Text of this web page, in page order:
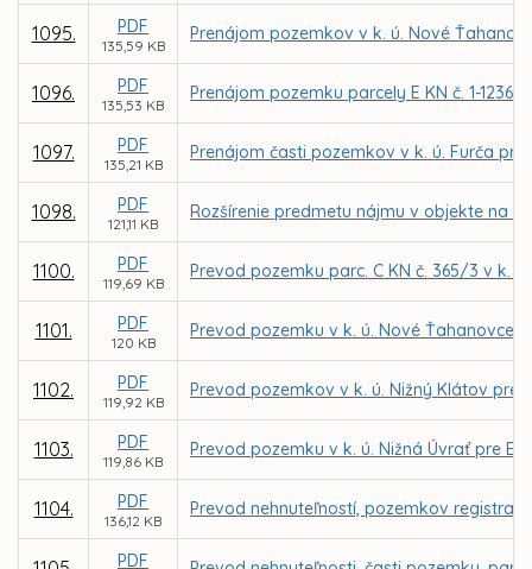
1095. PDF
135,59 KB
Prenájom pozemkov v k. ú. Nové
1096. PDF
135,53 KB
Prenájom pozemku parcely E KN č. 1-
1097. PDF
135,21 KB
Prenájom časti pozemkov v k. ú. Furča
1098. PDF
121,11 KB
Rozšírenie predmetu nájmu v objekte na
1100. PDF
119,69 KB
Prevod pozemku parc. C KN č. 365/3 v k.
1101. PDF
120 KB
Prevod pozemku v k. ú. Nové Ťahanovce
1102. PDF
119,92 KB
Prevod pozemkov v k. ú. Nižný Klátov
1103. PDF
119,86 KB
Prevod pozemku v k. ú. Nižná Úvrať pre
1104. PDF
136,12 KB
Prevod nehnuteľností, pozemkov registra
PDF